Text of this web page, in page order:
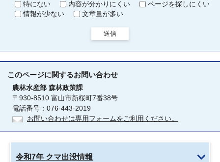
特にない
内容が分かりにくい
ページを探しにくい
情報が少ない
文章量が多い
送信
このページに関するお問い合わせ
農林水産部 森林政策課
〒930-8510 富山市新桜町7番38号
電話番号：076-443-2019
お問い合わせは専用フォームをご利用ください。
令和7年 クマ出没情報